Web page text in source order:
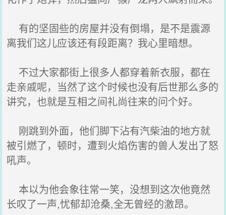
有的坚固些的房屋并没有倒塌，是不是震源
离我们这儿应该还有段距离？我心里暗想。
不过大家都街上很多人都穿着新衣服，都在
走亲戚呢，当然了这个时候也没有后世那么多的
讲究，也就是互相之间礼尚往来的问个好。
刚跳到外面，他们脚下沾有汽柴油的地方就
被引燃了，顿时，遭到火焰伤害的兽人发出了怒
吼声。
本以为他会象往常一笑，没想到这次他竟然
长叹了一声,忧郁却沧桑,全无曾经的激昂。